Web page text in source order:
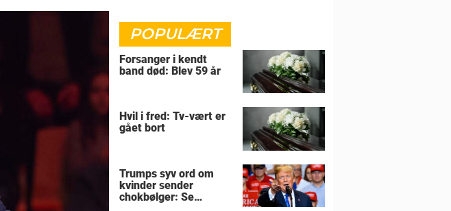
POPULÆRT
Forsanger i kendt
band død: Blev 59 år
Hvil i fred: Tv-vært er
gået bort
Trumps syv ord om
kvinder sender
chokbølger: Se